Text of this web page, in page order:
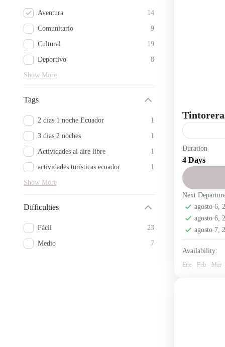
Aventura 14
Comunitario 9
Cultural 19
Deportivo 8
Show More
Tags
2 días 1 noche Ecuador 1
3 dias 2 noches 1
Actividades al aire libre 1
actividades turísticas ecuador 1
Show More
Difficulties
Fácil 23
Medio 7
Galapagos
Ruta islote
Isabela,
Ecuador
Fácil
1 Person
Duration
4 Days
Next
agosto 6,
agosto 6,
agosto 7,
Availability:
Ene Feb Mar